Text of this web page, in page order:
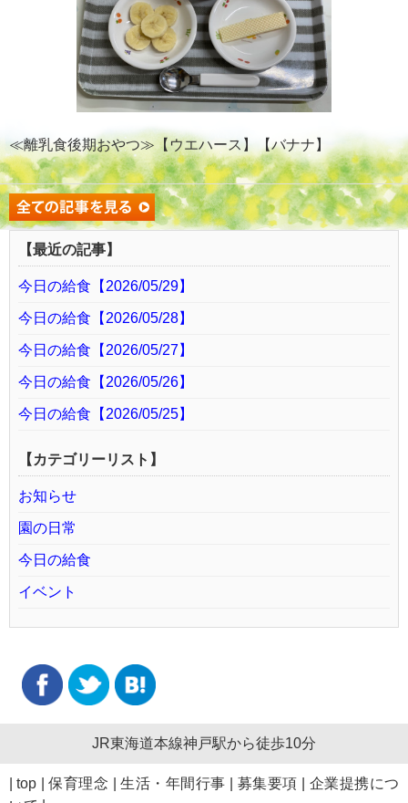
≪離乳食後期おやつ≫【ウエハース】【バナナ】
【最近の記事】
今日の給食【2026/05/29】
今日の給食【2026/05/28】
今日の給食【2026/05/27】
今日の給食【2026/05/26】
今日の給食【2026/05/25】
【カテゴリーリスト】
お知らせ
園の日常
今日の給食
イベント
JR東海道本線神戸駅から徒歩10分
|top |保育理念 |生活・年間行事 募集要項
企業提携につ